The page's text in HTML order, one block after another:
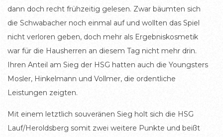
dann doch recht frühzeitig gelesen. Zwar bäumten sich
die Schwabacher noch einmal auf und wollten das Spiel
nicht verloren geben, doch mehr als Ergebniskosmetik
war für die Hausherren an diesem Tag nicht mehr drin.
Ihren Anteil am Sieg der HSG hatten auch die Youngsters
Mosler, Hinkelmann und Vollmer, die ordentliche
Leistungen zeigten.
Mit einem letztlich souveränen Sieg holt sich die HSG
Lauf/Heroldsberg somit zwei weitere Punkte und beißt